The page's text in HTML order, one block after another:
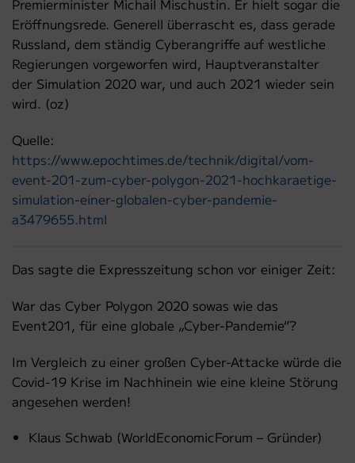
Premierminister Michail Mischustin. Er hielt sogar die
Eröffnungsrede. Generell überrascht es, dass gerade
Russland, dem ständig Cyberangriffe auf westliche
Regierungen vorgeworfen wird, Hauptveranstalter
der Simulation 2020 war, und auch 2021 wieder sein
wird. (oz)
Quelle:
https://www.epochtimes.de/technik/digital/vom-
event-201-zum-cyber-polygon-2021-hochkaraetige-
simulation-einer-globalen-cyber-pandemie-
a3479655.html
Das sagte die Expresszeitung schon vor einiger Zeit:
War das Cyber Polygon 2020 sowas wie das
Event201, für eine globale „Cyber-Pandemie“?
Im Vergleich zu einer großen Cyber-Attacke würde die
Covid-19 Krise im Nachhinein wie eine kleine Störung
angesehen werden!
Klaus Schwab (WorldEconomicForum – Gründer)